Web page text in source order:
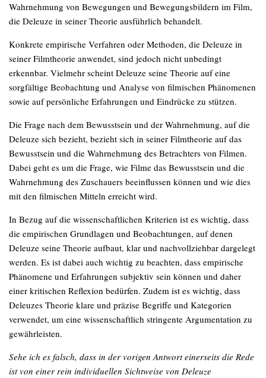
Wahrnehmung von Bewegungen und Bewegungsbildern im Film,
die Deleuze in seiner Theorie ausführlich behandelt.
Konkrete empirische Verfahren oder Methoden, die Deleuze in
seiner Filmtheorie anwendet, sind jedoch nicht unbedingt
erkennbar. Vielmehr scheint Deleuze seine Theorie auf eine
sorgfältige Beobachtung und Analyse von filmischen Phänomenen
sowie auf persönliche Erfahrungen und Eindrücke zu stützen.
Die Frage nach dem Bewusstsein und der Wahrnehmung, auf die
Deleuze sich bezieht, bezieht sich in seiner Filmtheorie auf das
Bewusstsein und die Wahrnehmung des Betrachters von Filmen.
Dabei geht es um die Frage, wie Filme das Bewusstsein und die
Wahrnehmung des Zuschauers beeinflussen können und wie dies
mit den filmischen Mitteln erreicht wird.
In Bezug auf die wissenschaftlichen Kriterien ist es wichtig, dass
die empirischen Grundlagen und Beobachtungen, auf denen
Deleuze seine Theorie aufbaut, klar und nachvollziehbar dargelegt
werden. Es ist dabei auch wichtig zu beachten, dass empirische
Phänomene und Erfahrungen subjektiv sein können und daher
einer kritischen Reflexion bedürfen. Zudem ist es wichtig, dass
Deleuzes Theorie klare und präzise Begriffe und Kategorien
verwendet, um eine wissenschaftlich stringente Argumentation zu
gewährleisten.
Sehe ich es falsch, dass in der vorigen Antwort einerseits die Rede
ist von einer rein individuellen Sichtweise von Deleuze